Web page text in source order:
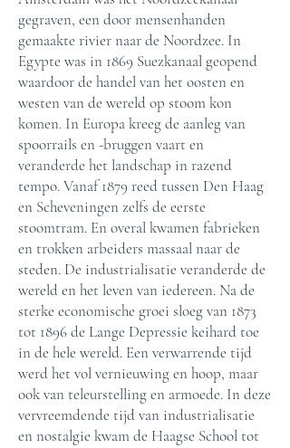
gegraven, een door mensenhanden
gemaakte rivier naar de Noordzee. In
Egypte was in 1869 Suezkanaal geopend
waardoor de handel van het oosten en
westen van de wereld op stoom kon
komen. In Europa kreeg de aanleg van
spoorrails en -bruggen vaart en
veranderde het landschap in razend
tempo. Vanaf 1879 reed tussen Den Haag
en Scheveningen zelfs de eerste
stoomtram. En overal kwamen fabrieken
en trokken arbeiders massaal naar de
steden. De industrialisatie veranderde de
wereld en het leven van iedereen. Na de
sterke economische groei sloeg van 1873
tot 1896 de Lange Depressie keihard toe
in de hele wereld. Een verwarrende tijd
werd het vol vernieuwing en hoop, maar
ook van teleurstelling en armoede. In deze
vervreemdende tijd van industrialisatie
en nostalgie kwam de Haagse School tot